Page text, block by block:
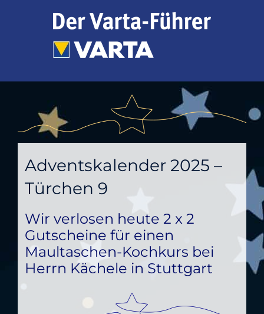
Adventskalender 2025 –
Türchen 9
Wir verlosen heute 2 x 2
Gutscheine für einen
Maultaschen-Kochkurs bei
Herrn Kächele in Stuttgart